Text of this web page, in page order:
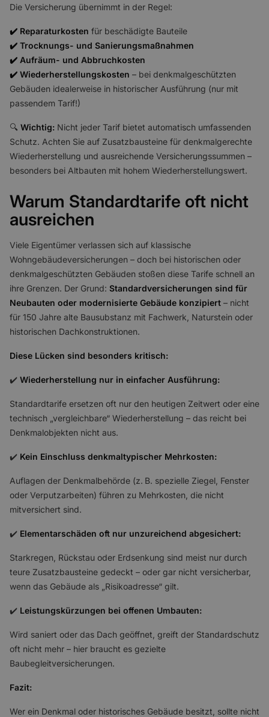
Die Versicherung übernimmt in der Regel:
✔️ Reparaturkosten für beschädigte Bauteile
✔️ Trocknungs- und Sanierungsmaßnahmen
✔️ Aufräum- und Abbruchkosten
✔️ Wiederherstellungskosten – bei denkmalgeschützten
Gebäuden idealerweise in historischer Ausführung (nur mit
passendem Tarif!)
🔍 Wichtig: Nicht jeder Tarif bietet automatisch umfassenden
Schutz. Achten Sie auf Zusatzbausteine für denkmalgerechte
Wiederherstellung und ausreichende Versicherungssummen –
besonders bei Altbauten mit hohem Wiederherstellungswert.
Warum Standardtarife oft nicht
ausreichen
Viele Eigentümer verlassen sich auf klassische
Wohngebäudeversicherungen – doch bei historischen oder
denkmalgeschützten Gebäuden stoßen diese Tarife schnell an
ihre Grenzen. Der Grund: Standardversicherungen sind für
Neubauten oder modernisierte Gebäude konzipiert – nicht
für 150 Jahre alte Bausubstanz mit Fachwerk, Naturstein oder
historischen Dachkonstruktionen.
Diese Lücken sind besonders kritisch:
✔️ Wiederherstellung nur in einfacher Ausführung:
Standardtarife ersetzen oft nur den heutigen Zeitwert oder eine
technisch „vergleichbare“ Wiederherstellung – das reicht bei
Denkmalobjekten nicht aus.
✔️ Kein Einschluss denkmaltypischer Mehrkosten:
Auflagen der Denkmalbehörde (z. B. spezielle Ziegel, Fenster
oder Verputzarbeiten) führen zu Mehrkosten, die nicht
mitversichert sind.
✔️ Elementarschäden oft nur unzureichend abgesichert:
Starkregen, Rückstau oder Erdsenkung sind meist nur durch
teure Zusatzbausteine gedeckt – oder gar nicht versicherbar,
wenn das Gebäude als „Risikoadresse“ gilt.
✔️ Leistungskürzungen bei offenen Umbauten:
Wird saniert oder das Dach geöffnet, greift der Standardschutz
oft nicht mehr – hier braucht es gezielte
Baubegleitversicherungen.
Fazit:
Wer ein Denkmal oder historisches Gebäude besitzt, sollte nicht